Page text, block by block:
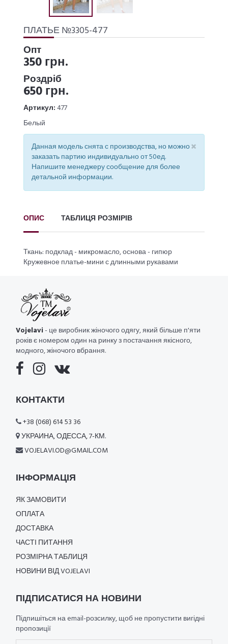
ПЛАТЬЕ №3305-477
Опт
350 грн.
Роздріб
650 грн.
Артикул:477
Белый
×
Данная модель снята с производства, но можно
заказать партию индивидуально от 50ед.
Напишите менеджеру сообщение для более
детальной информации.
ОПИС ТАБЛИЦЯ РОЗМІРІВ
Ткань: подклад - микромасло, основа - гипюр
Кружевное платье-мини с длинными рукавами
Vojelavi- це виробник жіночого одягу, який більше п'яти
років є номером один на ринку з постачання якісного,
модного, жіночого вбрання.
КОНТАКТИ
+38 (068) 614 53 36
УКРАИНА, ОДЕССА, 7-КМ.
VOJELAVI.OD@GMAIL.COM
ІНФОРМАЦІЯ
ЯК ЗАМОВИТИ
ОПЛАТА
ДОСТАВКА
ЧАСТІ ПИТАННЯ
РОЗМІРНА ТАБЛИЦЯ
НОВИНИ ВІД VOJELAVI
ПІДПИСАТИСЯ НА НОВИНИ
Підпишіться на email-розсилку, щоб не пропустити вигідні
пропозиції